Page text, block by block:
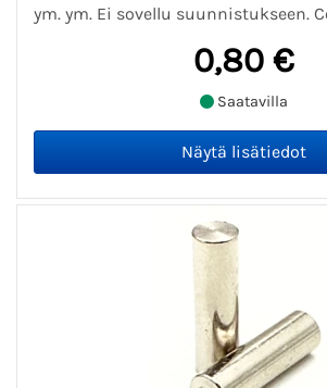
ym. ym. Ei sovellu suunnistukseen.
0,80 €
Saatavilla